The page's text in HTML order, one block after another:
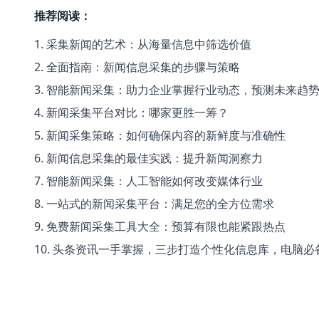
推荐阅读：
1. 采集新闻的艺术：从海量信息中筛选价值
2. 全面指南：新闻信息采集的步骤与策略
3. 智能新闻采集：助力企业掌握行业动态，预测未来趋势
4. 新闻采集平台对比：哪家更胜一筹？
5. 新闻采集策略：如何确保内容的新鲜度与准确性
6. 新闻信息采集的最佳实践：提升新闻洞察力
7. 智能新闻采集：人工智能如何改变媒体行业
8. 一站式的新闻采集平台：满足您的全方位需求
9. 免费新闻采集工具大全：预算有限也能紧跟热点
10. 头条资讯一手掌握，三步打造个性化信息库，电脑必